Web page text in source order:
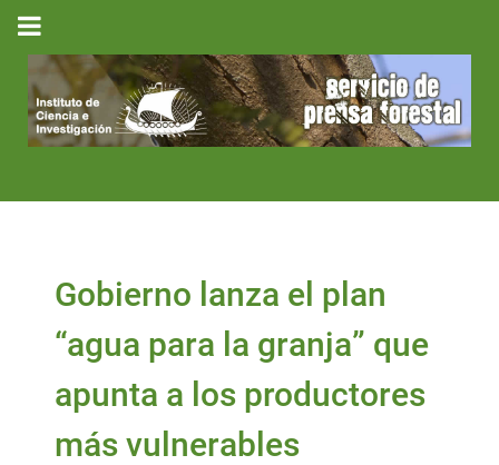
Gobierno lanza el plan
“agua para la granja” que
apunta a los productores
más vulnerables